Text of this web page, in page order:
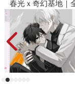
閱讀漫遊